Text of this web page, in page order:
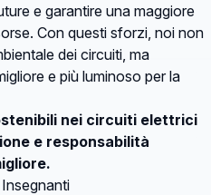
e garantire una maggiore
Con questi sforzi, noi non
dei circuiti, ma
e più luminoso per la
nei circuiti elettrici
e responsabilità